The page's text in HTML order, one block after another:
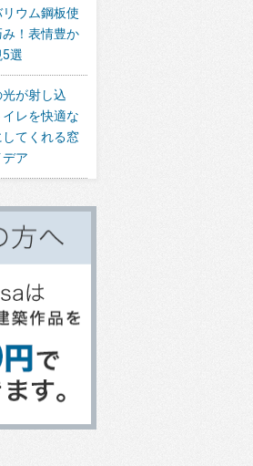
リウム鋼板使
み！表情豊か
5選
光が射し込
レを快適な
してくれる窓
ア